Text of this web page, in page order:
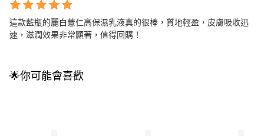
這款藍瓶的麗白薏仁高保濕乳液真的很棒，質地輕盈，皮膚吸收迅
速，滋潤效果非常顯著，值得回購！
🌟你可能會喜歡